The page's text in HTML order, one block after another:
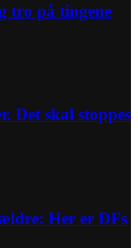
tro på tingene
Det skal stoppes
Her er DFs